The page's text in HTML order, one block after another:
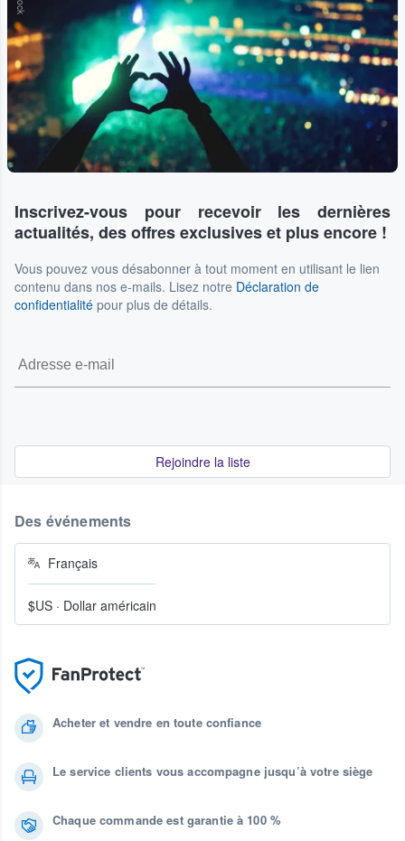
Inscrivez-vous pour recevoir les dernières
actualités, des offres exclusives et plus encore !
Vous pouvez vous désabonner à tout moment en utilisant le lien
contenu dans nos e-mails. Lisez notre Déclaration de
confidentialité pour plus de détails.
Rejoindre la liste
Acheter et vendre en toute confiance
Le service clients vous accompagne jusqu’à votre siège
Chaque commande est garantie à 100 %
Des événements
Français
$US · Dollar américain